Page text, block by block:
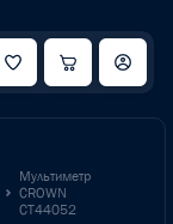
Мультиметр
CROWN
CT44052